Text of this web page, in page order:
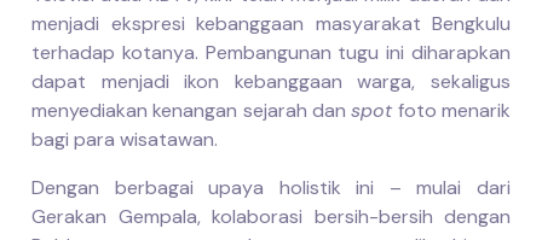
menjadi ekspresi kebanggaan masyarakat Bengkulu
terhadap kotanya. Pembangunan tugu ini diharapkan
dapat menjadi ikon kebanggaan warga, sekaligus
menyediakan kenangan sejarah danspot foto menarik
bagi para wisatawan.
Dengan berbagai upaya holistik ini – mulai dari
Gerakan Gempala, kolaborasi bersih-bersih dengan